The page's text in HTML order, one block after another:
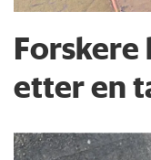
etter en